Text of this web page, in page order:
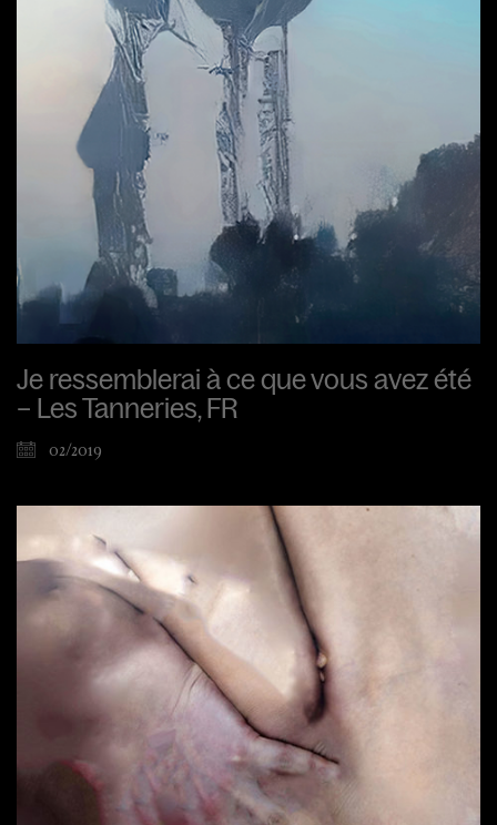
Je ressemblerai à ce que vous avez été
– Les Tanneries, FR
02/2019